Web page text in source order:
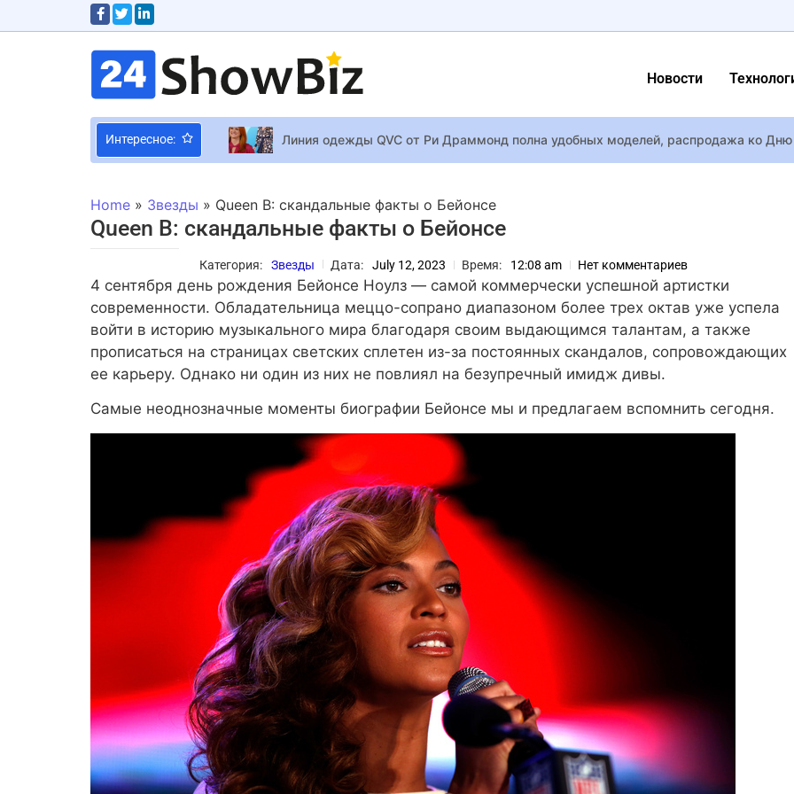
Новости
Интересное:
Линия одежды QVC от Ри Драммонд полна удобных моделей, распродажа ко
Ваш выход, Бонд: Дэниэл Крейг с красавицей-женой Рейчел Вайс на премьере фильма
До слез: Миша Кацурин вместе с дочерью от экс-жены трогательно поддержал
Форумы RPG Maker закрываются и не будут заархивированы – под угрозой
Настоящая жизнь средневековой принцессы в трейлере адвенчуры Elflock
Google анонсировала Gemini Intelligence — набор продвинутых AI-функций на
В РФ возбуждено уголовное дело против группы «Жадан и Собаки» – фронтмен
Новый «Гарри Поттер» Эмма Уотсон с другим видом на свежих кадрах
Топ-5 небанальных фильмов на выходные
Home » Звезды » Queen B: скандальные факты о Бейонсе
Queen B: скандальные факты о Бейонсе
Категория: Звезды Дата: July 12, 2023 Время: 12:08 am Нет комментариев
4 сентября день рождения Бейонсе Ноулз — самой коммерчески успешной артистки
современности. Обладательница меццо-сопрано диапазоном более трех октав уже успела
войти в историю музыкального мира благодаря своим выдающимся талантам, а также
прописаться на страницах светских сплетен из-за постоянных скандалов, сопровождающих
ее карьеру. Однако ни один из них не повлиял на безупречный имидж дивы.
Самые неоднозначные моменты биографии Бейонсе мы и предлагаем вспомнить сегодня.